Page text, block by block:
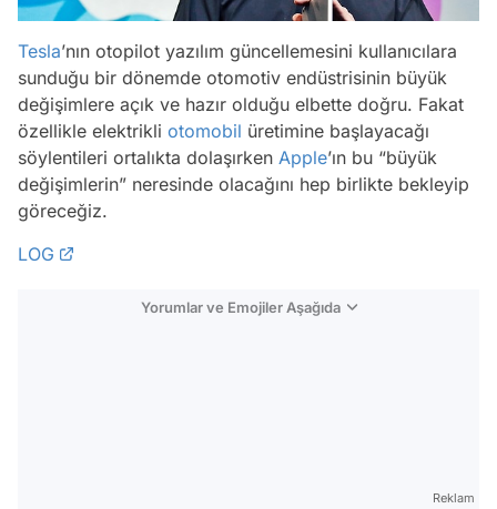
Tesla’nın otopilot yazılım güncellemesini kullanıcılara
sunduğu bir dönemde otomotiv endüstrisinin büyük
değişimlere açık ve hazır olduğu elbette doğru. Fakat
özellikle elektrikli otomobil üretimine başlayacağı
söylentileri ortalıkta dolaşırken Apple’ın bu “büyük
değişimlerin” neresinde olacağını hep birlikte bekleyip
göreceğiz.
LOG
Yorumlar ve Emojiler Aşağıda
Reklam